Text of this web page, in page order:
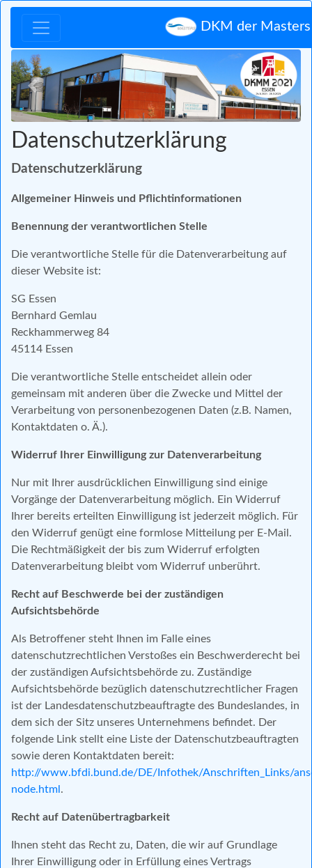
DKM der
Zurück Vor
Datenschutzerklärung
Datenschutzerklärung
Allgemeiner Hinweis und Pflichtinformationen
Benennung der verantwortlichen Stelle
Die verantwortliche Stelle für die Datenverarbeitung auf
dieser Website ist:
SG Essen
Bernhard Gemlau
Reckhammerweg 84
45114 Essen
Die verantwortliche Stelle entscheidet allein oder
gemeinsam mit anderen über die Zwecke und Mittel der
Verarbeitung von personenbezogenen Daten (z.B. Namen,
Kontaktdaten o. Ä.).
Widerruf Ihrer Einwilligung zur Datenverarbeitung
Nur mit Ihrer ausdrücklichen Einwilligung sind einige
Vorgänge der Datenverarbeitung möglich. Ein Widerruf
Ihrer bereits erteilten Einwilligung ist jederzeit möglich. Für
den Widerruf genügt eine formlose Mitteilung per E-Mail.
Die Rechtmäßigkeit der bis zum Widerruf erfolgten
Datenverarbeitung bleibt vom Widerruf unberührt.
Recht auf Beschwerde bei der zuständigen
Aufsichtsbehörde
Als Betroffener steht Ihnen im Falle eines
datenschutzrechtlichen Verstoßes ein Beschwerderecht bei
der zuständigen Aufsichtsbehörde zu. Zuständige
Aufsichtsbehörde bezüglich datenschutzrechtlicher Fragen
ist der Landesdatenschutzbeauftragte des Bundeslandes, in
dem sich der Sitz unseres Unternehmens befindet. Der
folgende Link stellt eine Liste der Datenschutzbeauftragten
sowie deren Kontaktdaten bereit:
http://www.bfdi.bund.de/DE/Infothek/Anschriften_Links/
node.html .
Recht auf Datenübertragbarkeit
Ihnen steht das Recht zu, Daten, die wir auf Grundlage
Ihrer Einwilligung oder in Erfüllung eines Vertrags